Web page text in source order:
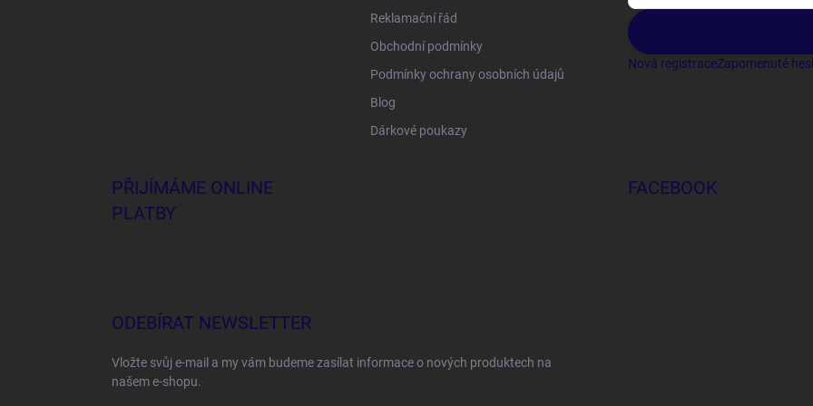
Reklamační řád
Obchodní podmínky
Podmínky ochrany osobních údajů
Blog
Dárkové poukazy
Nová registraceZapomenuté
PŘIJÍMÁME ONLINE
PLATBY
FACEBOOK
ODEBÍRAT NEWSLETTER
Vložte svůj e-mail a my vám budeme zasílat informace o nových produktech na
našem e-shopu.